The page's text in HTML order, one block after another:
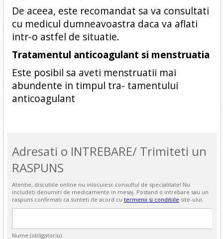
De aceea, este recomandat sa va consultati
cu medicul dumneavoastra daca va aflati
intr-o astfel de situatie.
Tratamentul anticoagulant si menstruatia
Este posibil sa aveti menstruatii mai
abundente in timpul tra- tamentului
anticoagulant
Adresati o INTREBARE/ Trimiteti un
RASPUNS
Atentie, discutiile online nu inlocuiesc consultul de specialitate! Nu
includeti denumiri de medicamente in mesaj. Postand o intrebare sau un
raspuns confirmati ca sunteti de acord cu termenii si conditiile site-ului.
Nume (obligatoriu)